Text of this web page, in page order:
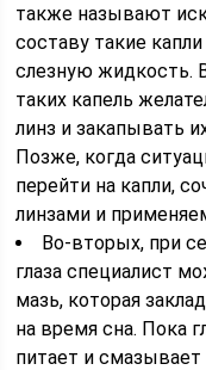
также называют
составу такие
слезную жидкость.
таких капель
линз и закапывать
Позже, когда
перейти на капли,
линзами и
Во-вторых, при
глаза специалист
мазь, которая
на время сна. Пока
питает и смазывает